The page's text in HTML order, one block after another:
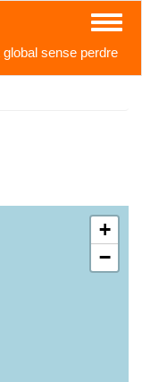
sense perdre
+
−